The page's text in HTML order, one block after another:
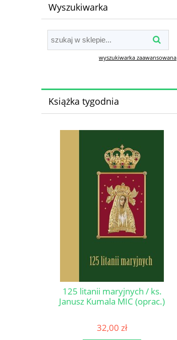
Wyszukiwarka
wyszukiwarka zaawansowana
Książka tygodnia
125 litanii maryjnych / ks.
Janusz Kumala MIC (oprac.)
32,00 zł